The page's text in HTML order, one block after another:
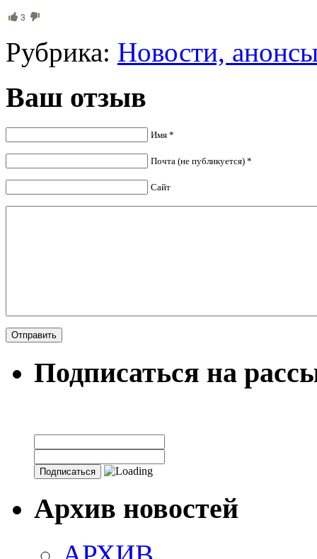
3
Рубрика: Новости,
Ваш отзыв
Имя *
Почта (не публикуется) *
Сайт
Подписаться на
Архив новостей